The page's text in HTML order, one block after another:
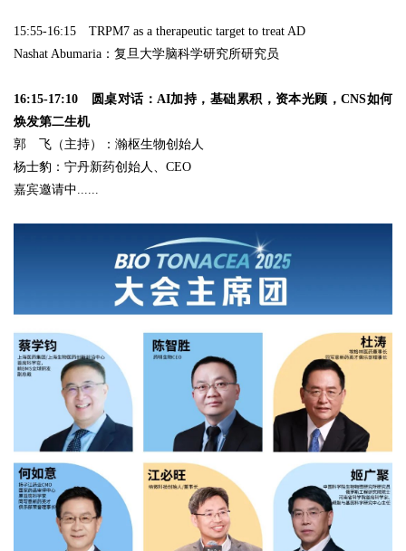
15:55-16:15 TRPM7 as a therapeutic target to treat AD
Nashat Abumaria：复旦大学脑科学研究所研究员
16:15-17:10 圆桌对话：AI加持，基础累积，资本光顾，CNS如何
焕发第二生机
郭 飞（主持）：瀚枢生物创始人
杨士豹：宁丹新药创始人、CEO
嘉宾邀请中......